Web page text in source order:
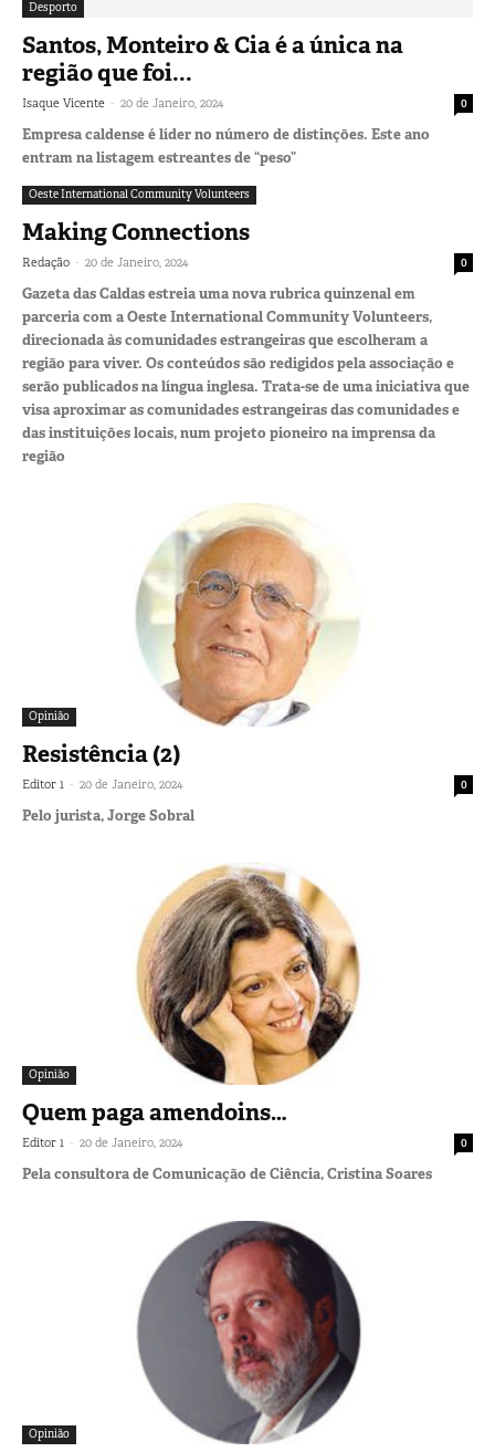
Desporto
Santos, Monteiro & Cia é a única na
região que foi...
Isaque Vicente - 20 de Janeiro, 2024 0
Empresa caldense é líder no número de distinções. Este ano
entram na listagem estreantes de “peso”
Oeste International Community Volunteers
Making Connections
Redação - 20 de Janeiro, 2024 0
Gazeta das Caldas estreia uma nova rubrica quinzenal em
parceria com a Oeste International Community Volunteers,
direcionada às comunidades estrangeiras que escolheram a
região para viver. Os conteúdos são redigidos pela associação e
serão publicados na língua inglesa. Trata-se de uma iniciativa que
visa aproximar as comunidades estrangeiras das comunidades e
das instituições locais, num projeto pioneiro na imprensa da
região
Opinião
Resistência (2)
Editor 1 - 20 de Janeiro, 2024 0
Pelo jurista, Jorge Sobral
Opinião
Quem paga amendoins…
Editor 1 - 20 de Janeiro, 2024 0
Pela consultora de Comunicação de Ciência, Cristina Soares
Opinião